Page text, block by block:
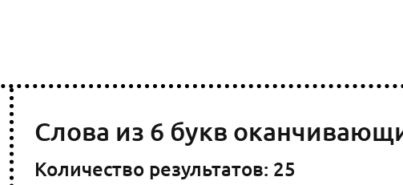
Cлова из 6 букв
Количество результатов: 25